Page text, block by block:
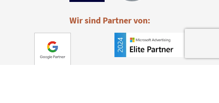
Wir sind Partner von: